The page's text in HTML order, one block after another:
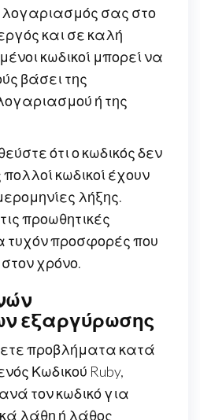
λογαριασμός σας στο
και σε καλή
κωδικοί μπορεί να
βάσει της
ή της
ότι ο κωδικός δεν
κωδικοί έχουν
λήξης.
προωθητικές
τυχόν προσφορές που
χρόνο.
εξαργύρωσης
προβλήματα κατά
Κωδικού Ruby,
τον κωδικό για
λάθη ή λάθος